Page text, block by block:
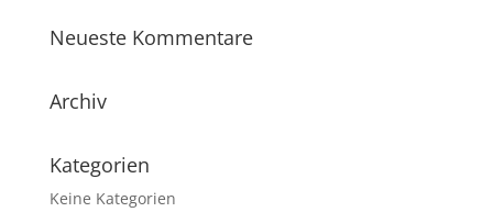
Neueste Kommentare
Archiv
Kategorien
Keine Kategorien